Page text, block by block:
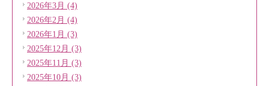
2026年3月 (4)
2026年2月 (4)
2026年1月 (3)
2025年12月 (3)
2025年11月 (3)
2025年10月 (3)